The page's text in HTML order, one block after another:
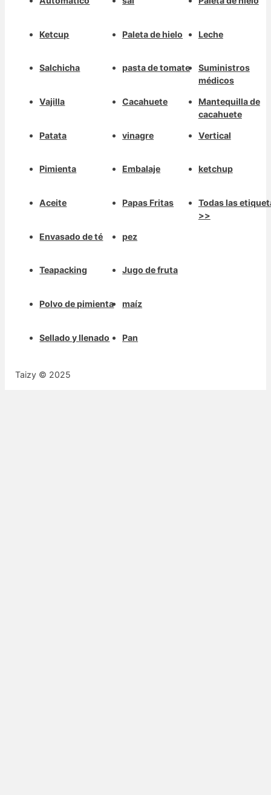
Ketcup
Salchicha
Vajilla
Patata
Pimienta
Aceite
Envasado de té
Teapacking
Polvo de pimienta
Sellado y llenado
Paleta de hielo
pasta de tomate
Cacahuete
vinagre
Embalaje
Papas Fritas
pez
Jugo de fruta
maíz
Pan
Leche
Suministros
médicos
Mantequilla de
cacahuete
Vertical
ketchup
Todas las
>>
Taizy © 2025